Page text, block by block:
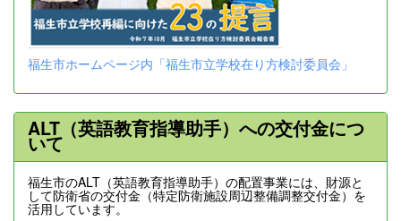
福生市ホームページ内「福生市立学校在り方検討委員会」
ALT（英語教育指導助手）への交付金につ
いて
福生市のALT（英語教育指導助手）の配置事業には、財源と
して防衛省の交付金（特定防衛施設周辺整備調整交付金）を
活用しています。